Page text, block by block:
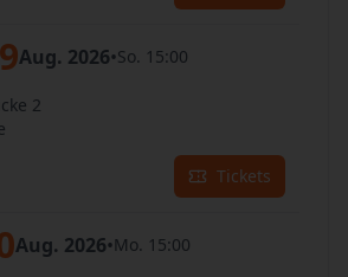
Aug. 2026•So. 15:00
2
Tickets
Aug. 2026•Mo. 15:00